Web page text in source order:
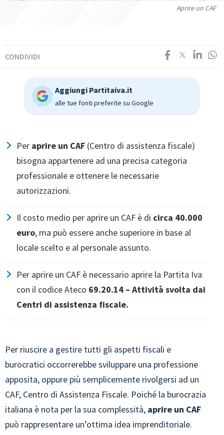
Aprire un CAF
CONDIVIDI
Aggiungi Partitaiva.it
alle tue fonti preferite su Google
Per aprire un CAF (Centro di assistenza fiscale)
bisogna appartenere ad una precisa categoria
professionale e ottenere le necessarie
autorizzazioni.
Il costo medio per aprire un CAF è di circa 40.000
euro, ma può essere anche superiore in base al
locale scelto e al personale assunto.
Per aprire un CAF è necessario aprire la Partita Iva
con il codice Ateco 69.20.14 – Attività svolta dai
Centri di assistenza fiscale.
Per riuscire a gestire tutti gli aspetti fiscali e
burocratici occorrerebbe sviluppare una professione
apposita, oppure più semplicemente rivolgersi ad un
CAF, Centro di Assistenza Fiscale. Poiché la burocrazia
italiana è nota per la sua complessità, aprire un CAF
può rappresentare un’ottima idea imprenditoriale.